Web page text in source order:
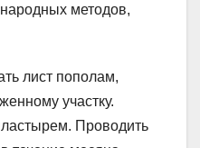
методов,
лист пополам,
участку.
Проводить